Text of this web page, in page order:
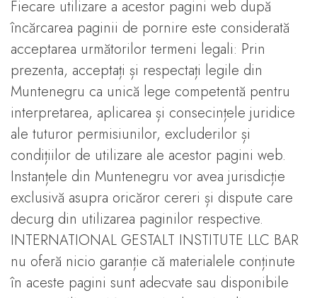
Fiecare utilizare a acestor pagini web după
încărcarea paginii de pornire este considerată
acceptarea următorilor termeni legali: Prin
prezenta, acceptați și respectați legile din
Muntenegru ca unică lege competentă pentru
interpretarea, aplicarea și consecințele juridice
ale tuturor permisiunilor, excluderilor și
condițiilor de utilizare ale acestor pagini web.
Instanțele din Muntenegru vor avea jurisdicție
exclusivă asupra oricăror cereri și dispute care
decurg din utilizarea paginilor respective.
INTERNATIONAL GESTALT INSTITUTE LLC BAR
nu oferă nicio garanție că materialele conținute
în aceste pagini sunt adecvate sau disponibile